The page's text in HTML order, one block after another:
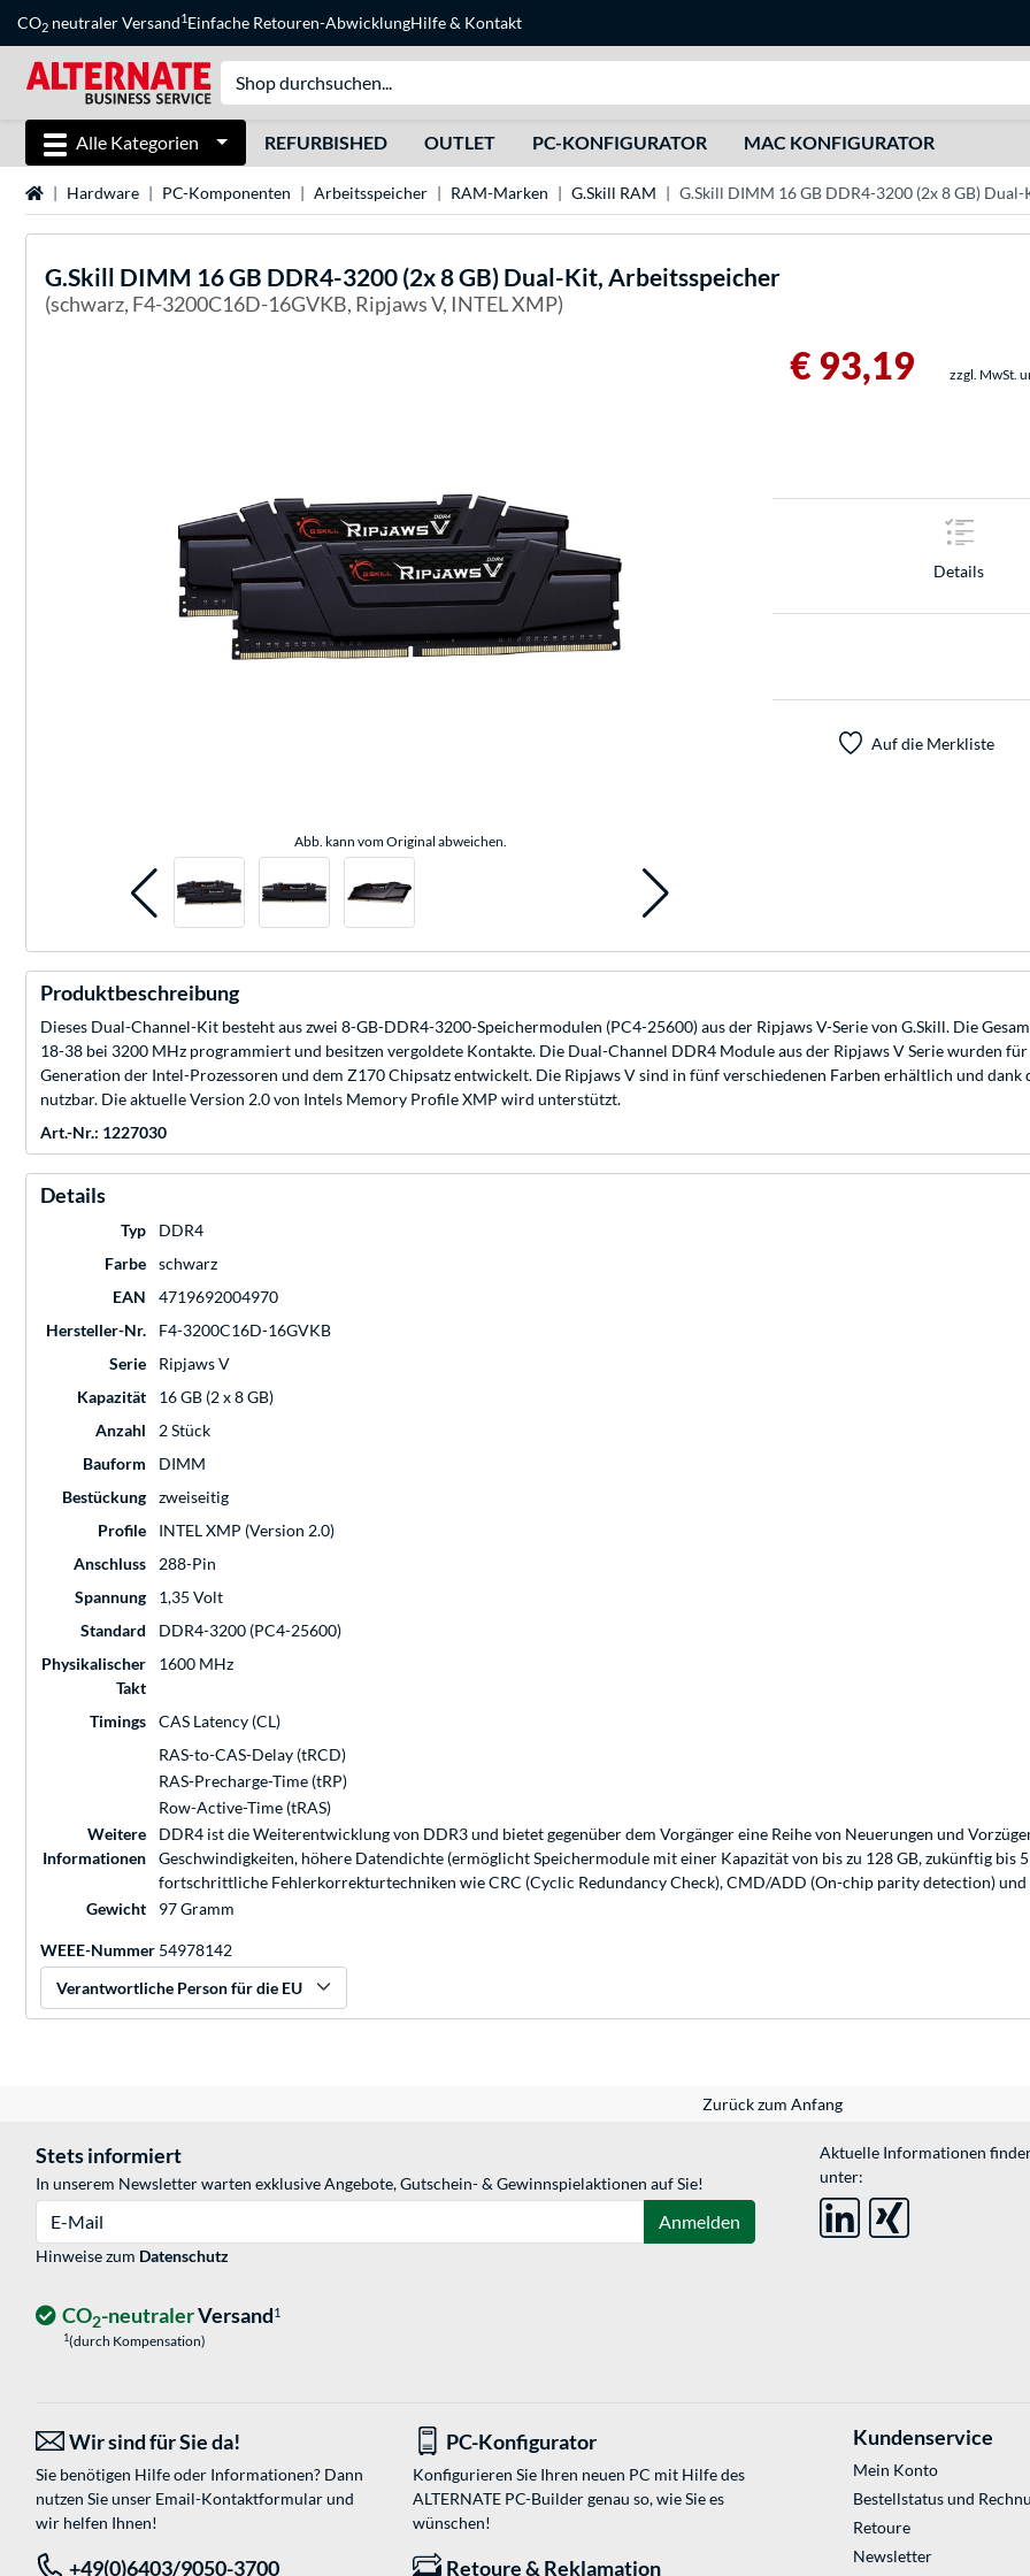
CO2 neutraler Versand1Einfache Retouren-AbwicklungHilfe& Kontakt
Alle Kategorien REFURBISHED OUTLET PC-KONFIGURATOR MAC KONFIGURATOR
StartseiteHardware PC-Komponenten Arbeitsspeicher RAM-Marken G.Skill RAM G.Skill DIMM 16 GB DDR4-3200 (2x 8 GB)
G.Skill DIMM 16 GB DDR4-3200 (2x 8 GB) Dual-Kit, Arbeitsspeicher
(schwarz, F4-3200C16D-16GVKB, Ripjaws V, INTEL XMP)
Abb. kann vom Original abweichen.
€ 93,19 zzgl. MwSt.
Details
Auf die Merkliste
Produktbeschreibung
Dieses Dual-Channel-Kit besteht aus zwei 8-GB-DDR4-3200-Speichermodulen (PC4-25600) aus der Ripjaws V-Serie von G.Skill. Die
18-38 bei 3200 MHz programmiert und besitzen vergoldete Kontakte. Die Dual-Channel DDR4 Module aus der Ripjaws V Serie wurden
Generation der Intel-Prozessoren und dem Z170 Chipsatz entwickelt. Die Ripjaws V sind in fünf verschiedenen Farben erhältlich und
nutzbar. Die aktuelle Version 2.0 von Intels Memory Profile XMP wird unterstützt.
Art.-Nr.: 1227030
Details
Typ
DDR4
Farbe
schwarz
EAN
4719692004970
Hersteller-Nr.
F4-3200C16D-16GVKB
Serie
Ripjaws V
Kapazität
16 GB (2 x 8 GB)
Anzahl
2 Stück
Bauform
DIMM
Bestückung
zweiseitig
Profile
INTEL XMP (Version 2.0)
Anschluss
288-Pin
Spannung
1,35 Volt
Standard
DDR4-3200 (PC4-25600)
Physikalischer
Takt
1600 MHz
Timings CAS Latency (CL)
RAS-to-CAS-Delay (tRCD)
RAS-Precharge-Time (tRP)
Row-Active-Time (tRAS)
Weitere
Informationen
DDR4 ist die Weiterentwicklung von DDR3 und bietet gegenüber dem Vorgänger eine Reihe von Neuerungen und
Geschwindigkeiten, höhere Datendichte (ermöglicht Speichermodule mit einer Kapazität von bis zu 128 GB, zukünftig bis
fortschrittliche Fehlerkorrekturtechniken wie CRC (Cyclic Redundancy Check), CMD/ADD (On-chip parity detection)
Gewicht
97 Gramm
WEEE-Nummer 54978142
Verantwortliche Person für die EU
Zurück zum Anfang
Stets informiert
In unserem Newsletter warten exklusive Angebote, Gutschein- & Gewinnspielaktionen auf Sie!
Anmelden
Hinweise zum Datenschutz
Aktuelle Informationen
unter:
CO2-neutralerVersand1
1(durch Kompensation)
Wir sind für Sie da!
Sie benötigen Hilfe oder Informationen? Dann
nutzen Sie unser Email-Kontaktformularund
wir helfen Ihnen!
PC-Konfigurator
Konfigurieren Sie Ihren neuen PC mit Hilfe des
ALTERNATE PC-Builder genau so, wie Sie es
wünschen!
+49(0)6403/9050-3700 Retoure & Reklamation
Kundenservice
Mein Konto
Bestellstatus und
Retoure
Newsletter